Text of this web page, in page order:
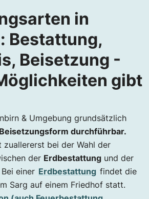
in
Bestattung,
Beisetzung -
gibt
& Umgebung grundsätzlich
durchführbar.
zuallererst bei der Wahl der
der Erdbestattung und der
Bei einer Erdbestattung findet die
Sarg auf einem Friedhof statt.